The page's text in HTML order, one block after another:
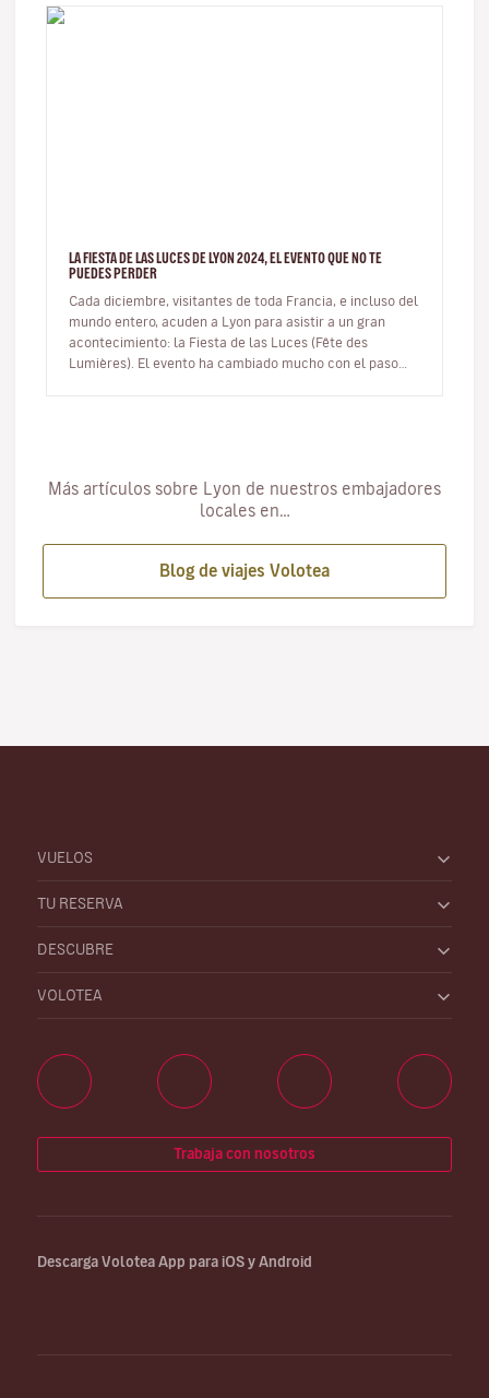
LA FIESTA DE LAS LUCES DE LYON 2024, EL EVENTO QUE NO TE
PUEDES PERDER
Cada diciembre, visitantes de toda Francia, e incluso del
mundo entero, acuden a Lyon para asistir a un gran
acontecimiento: la Fiesta de las Luces (Fête des
Lumières). El evento ha cambiado mucho con el paso
Más artículos sobre Lyon de nuestros embajadores
locales en…
Blog de viajes Volotea
VUELOS
TU RESERVA
DESCUBRE
VOLOTEA
Trabaja con nosotros
Descarga Volotea App para iOS y Android